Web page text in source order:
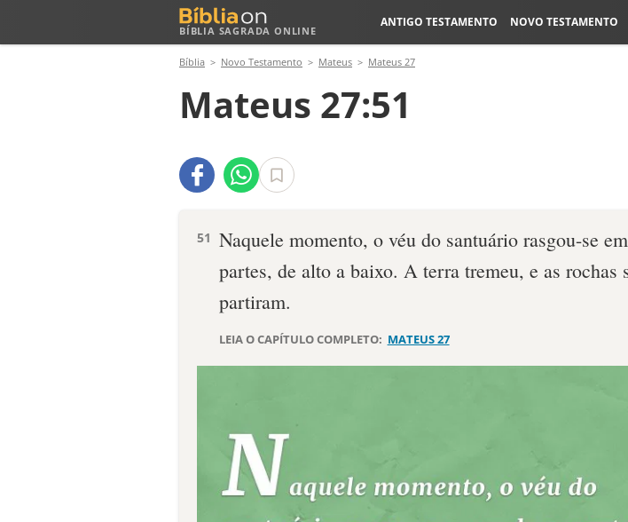
BÍBLIA SAGRADA ONLINE
ANTIGO TESTAMENTO NOVO TESTAMENTO
Bíblia Novo Testamento Mateus Mateus 27
Mateus 27:51
51 Naquele momento, o véu do santuário rasgou-se
partes, de alto a baixo. A terra tremeu, e as rochas
partiram.
LEIA O CAPÍTULO COMPLETO: MATEUS 27